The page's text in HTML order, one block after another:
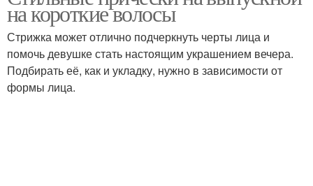
на короткие волосы
Стрижка может отлично подчеркнуть черты лица и
помочь девушке стать настоящим украшением вечера.
Подбирать её, как и укладку, нужно в зависимости от
формы лица.